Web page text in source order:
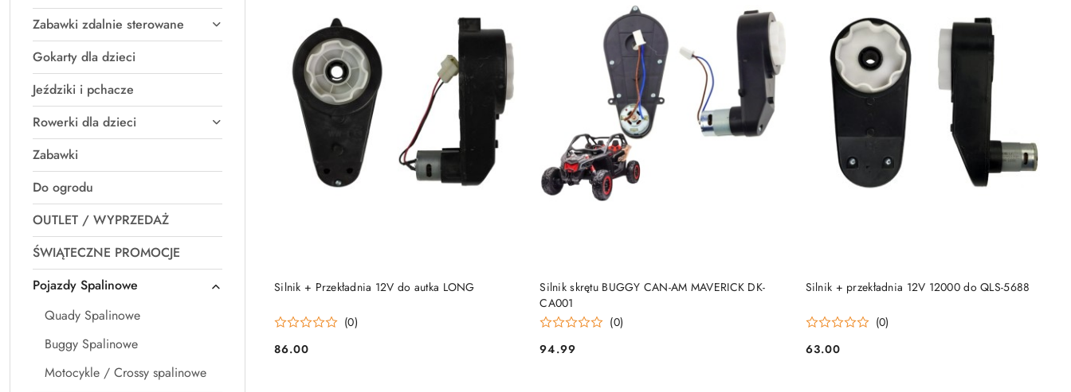
Zabawki zdalnie sterowane
Gokarty dla dzieci
Jeździki i pchacze
Rowerki dla dzieci
Zabawki
Do ogrodu
OUTLET / WYPRZEDAŻ
ŚWIĄTECZNE PROMOCJE
Pojazdy Spalinowe
Quady Spalinowe
Buggy Spalinowe
Motocykle / Crossy spalinowe
Silnik + Przekładnia 12V do autka LONG
(0)
Cena:
86.00
KUP TERAZ
Silnik skrętu BUGGY CAN-AM MAVERICK DK-
CA001
(0)
Cena:
94.99
KUP TERAZ Silnik + przekładnia 12V 12000 do QLS-5688
(0)
Cena:
63.00
KUP TERAZ